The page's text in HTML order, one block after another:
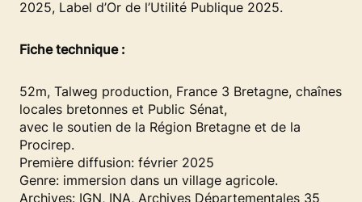
2025, Label d’Or de l’Utilité Publique 2025.
Fiche technique :
52m, Talweg production, France 3 Bretagne, chaînes
locales bretonnes et Public Sénat,
avec le soutien de la Région Bretagne et de la
Procirep.
Première diffusion: février 2025
Genre: immersion dans un village agricole.
Archives: IGN, INA, Archives Départementales 35